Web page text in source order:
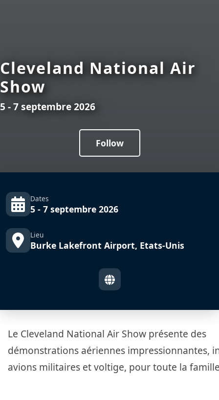
Cleveland National Air
Show
5 - 7 septembre 2026
Follow
Dates
5 - 7 septembre 2026
Lieu
Burke Lakefront Airport, Etats-Unis
Le Cleveland National Air Show présente des
démonstrations aériennes impressionnantes,
avions militaires et voltige, pour toute la